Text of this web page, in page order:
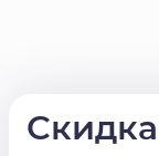
Скидка